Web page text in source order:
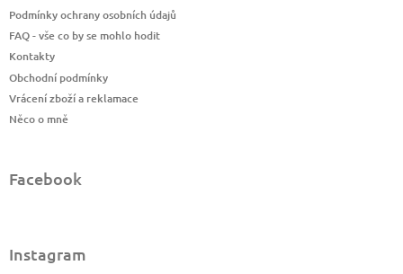
Podmínky ochrany osobních údajů
FAQ - vše co by se mohlo hodit
Kontakty
Obchodní podmínky
Vrácení zboží a reklamace
Něco o mně
Facebook
Instagram